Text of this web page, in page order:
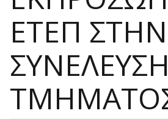
ΕΤΕΠ ΣΤΗΝ